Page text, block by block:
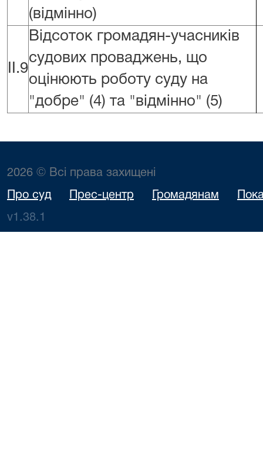
(відмінно)
II.9
Відсоток громадян-учасників
судових проваджень, що
оцінюють роботу суду на
"добре" (4) та "відмінно" (5)
2026 © Всі права захищені
Про суд Прес-центр Громадянам
v1.38.1